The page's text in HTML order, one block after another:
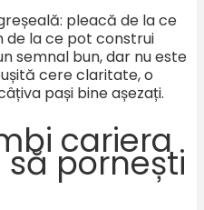
pleacă de la ce
de la ce pot construi
semnal bun, dar nu este
cere claritate, o
pași bine așezați.
cariera
pornești